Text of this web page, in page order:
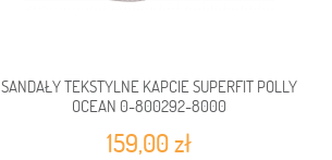
SANDAŁY TEKSTYLNE KAPCIE SUPERFIT POLLY
OCEAN 0-800292-8000
159,00 zł